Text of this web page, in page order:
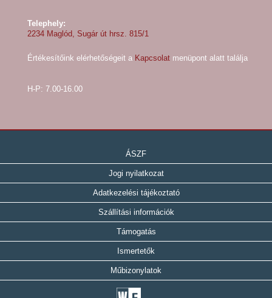
Telephely:
2234 Maglód, Sugár út hrsz. 815/1
Értékesítőink elérhetőségeit a Kapcsolat menüpont alatt találja
H-P: 7.00-16.00
ÁSZF
Jogi nyilatkozat
Adatkezelési tájékoztató
Szállítási információk
Támogatás
Ismertetők
Műbizonylatok